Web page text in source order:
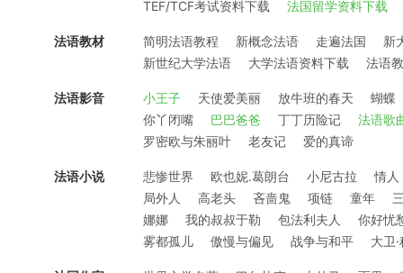
TEF/TCF考试资料下载
法国留学资料下载
法语教材 简明法语教程 新概念法语 走遍法国
新
新世纪大学法语
大学法语资料下载 法语
法语影音 小王子 天使爱美丽 放牛班的春天
蝴蝶
你丫闭嘴
巴巴爸爸 丁丁历险记
法语歌
罗密欧与朱丽叶
老友记 爱的真谛
法语小说 悲惨世界 欧也妮.葛朗台 小尼古拉
情人
局外人
高老头 吝啬鬼 项链 童年
娜娜
我的叔叔于勒 包法利夫人
你好忧
雾都孤儿
傲慢与偏见 战争与和平 大卫